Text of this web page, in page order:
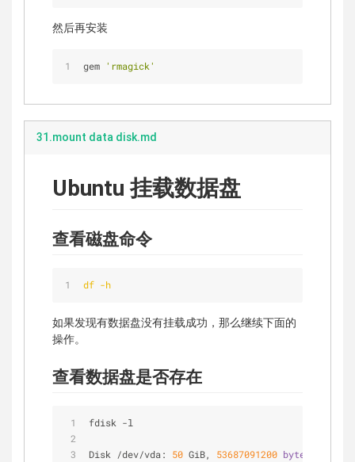
然后再安装
gem 'rmagick'
31.mount data disk.md
Ubuntu 挂载数据盘
查看磁盘命令
df -h
如果发现有数据盘没有挂载成功，那么继续下面的
操作。
查看数据盘是否存在
fdisk -l
Disk /dev/vda: 50 GiB, 53687091200 bytes